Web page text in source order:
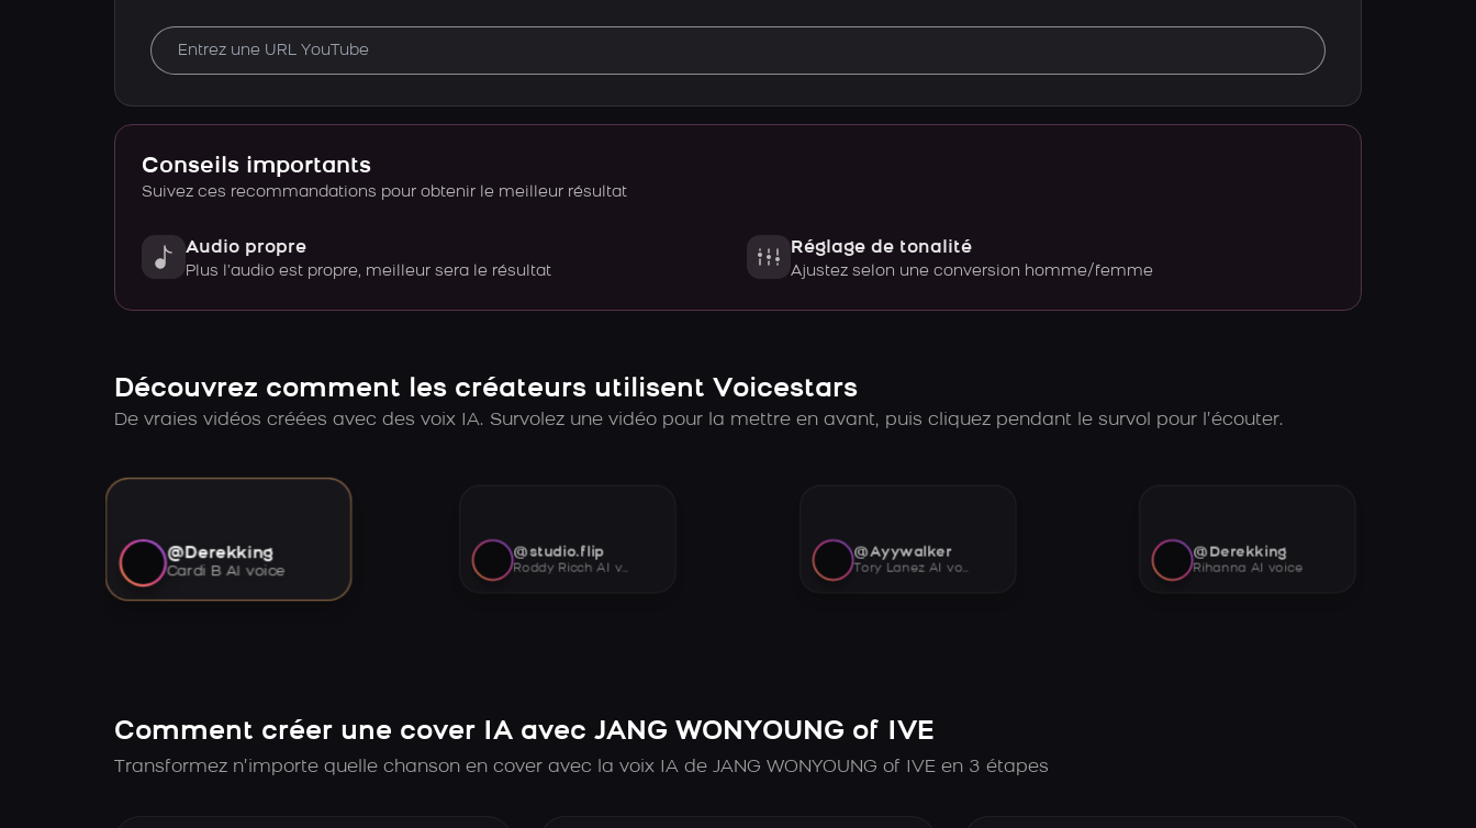
Conseils importants
Suivez ces recommandations pour obtenir le meilleur résultat
Audio propre
Plus l’audio est propre, meilleur sera le résultat
Réglage de tonalité
Ajustez selon une conversion homme/femme
Découvrez comment les créateurs utilisent Voicestars
De vraies vidéos créées avec des voix IA. Survolez une vidéo pour la mettre en avant, puis cliquez pendant le survol pour l’écouter.
@Derekking
Cardi B AI voice
@studio.flip
Roddy Ricch AI voice
@Ayywalker
Tory Lanez AI voice
@Derekking
Rihanna AI voice
Comment créer une cover IA avec JANG WONYOUNG of IVE
Transformez n’importe quelle chanson en cover avec la voix IA de JANG WONYOUNG of IVE en 3 étapes